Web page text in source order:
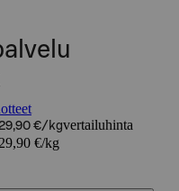
€/kgvertailuhinta
29,90 €/kg